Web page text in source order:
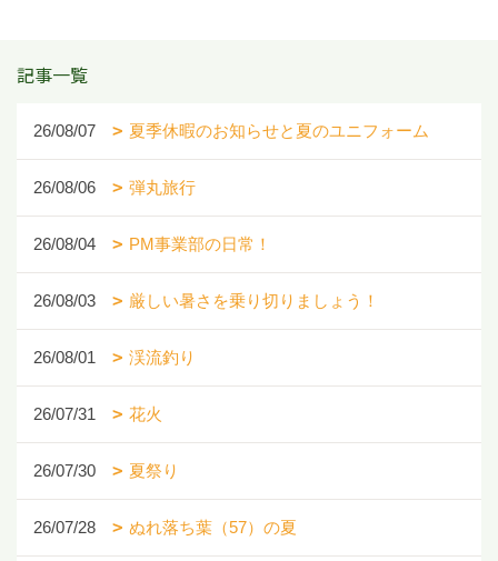
記事一覧
26/08/07 夏季休暇のお知らせと夏のユニフォーム
26/08/06 弾丸旅行
26/08/04 PM事業部の日常！
26/08/03 厳しい暑さを乗り切りましょう！
26/08/01 渓流釣り
26/07/31 花火
26/07/30 夏祭り
26/07/28 ぬれ落ち葉（57）の夏